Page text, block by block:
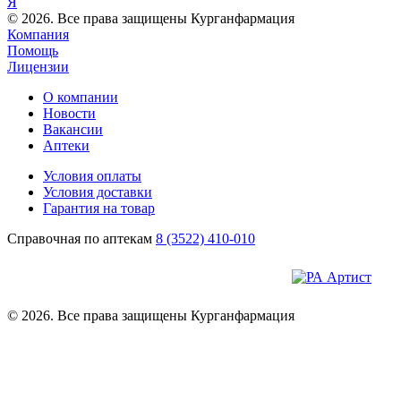
© 2026. Все права защищены Курганфармация
Компания
Помощь
Лицензии
О компании
Новости
Вакансии
Аптеки
Условия оплаты
Условия доставки
Гарантия на товар
Справочная по аптекам 8 (3522) 410-010
© 2026. Все права защищены Курганфармация